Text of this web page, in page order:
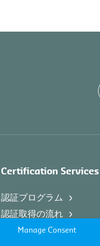
Manage Consent
Certification Services
認証プログラム
認証取得の流れ